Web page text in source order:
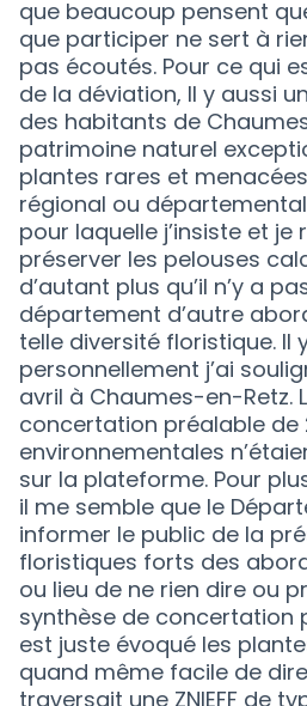
que beaucoup pensent
que participer ne sert à
pas écoutés. Pour ce qui
de la déviation, Il y aussi
des habitants de
patrimoine naturel
plantes rares et
régional ou
pour laquelle j’insiste et je
préserver les pelouses
d’autant plus qu’il n’y a
département d’autre
telle diversité floristique. Il
personnellement j’ai
avril à Chaumes-en-Retz.
concertation préalable de
environnementales
sur la plateforme. Pour
il me semble que le
informer le public de la
floristiques forts des
ou lieu de ne rien dire ou
synthèse de concertation
est juste évoqué les
quand même facile de
traversait une ZNIEFF de